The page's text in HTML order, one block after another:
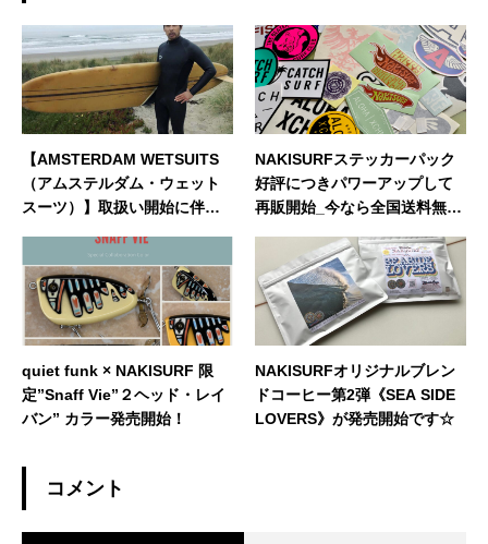
介できればと思います！ どうぞよろしくお願い
いたします。◆担当業務：店舗運営・WEBサイ
ト運営・企画・プロモーション◆東京都出身：
一宮町在住 ◆誕生日：1983年4月29日
【AMSTERDAM WETSUITS
（アムステルダム・ウェット
スーツ）】取扱い開始に伴い
NAKISURFステッカーパック
好評につきパワーアップして
再販開始_今なら全国送料無料
quiet funk × NAKISURF 限
定”Snaff Vie”２ヘッド・レイ
バン” カラー発売開始！
NAKISURFオリジナルブレン
ドコーヒー第2弾《SEA SIDE
LOVERS》が発売開始です☆
コメント